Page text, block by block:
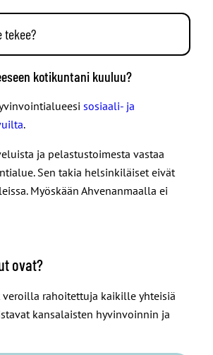
siitä, että lapset pääsevät
nuoret nuorisotaloille ja kaikki
puistoihin, ulkoliikuntapaikoille
kunnan toiminnan lisäksi
muun muassa kuntavero. Kuntavero
vaikutat siihen, mitä
päätetään. Juuri sinun ehdokkaasi
tekee?
palveluista
päättävät siis siitä, miten
siihen, miten nämä elintärkeät
omalla hyvinvointialueellasi.
kotikuntani kuuluu?
sosiaali- ja
.
ja pelastustoimesta vastaa
Sen takia helsinkiläiset eivät
Myöskään Ahvenanmaalla ei
ovat?
rahoitettuja kaikille yhteisiä
kansalaisten hyvinvoinnin ja